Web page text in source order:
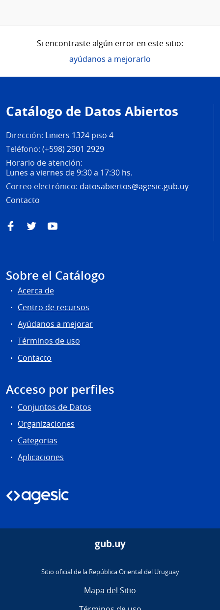
Si encontraste algún error en este sitio:
ayúdanos a mejorarlo
de
página
Catálogo de Datos Abiertos
Dirección: Liniers 1324 piso 4
Teléfono: (+598) 2901 2929
Horario de atención:
Lunes a viernes de 9:30 a 17:30 hs.
Correo electrónico: datosabiertos@agesic.gub.uy
Contacto
FacebookTwitterYouTube
Sobre el Catálogo
Acerca de
Centro de recursos
Ayúdanos a mejorar
Términos de uso
Contacto
Acceso por perfiles
Conjuntos de Datos
Organizaciones
Categorias
Aplicaciones
gub.uy
Sitio oficial de la República Oriental del Uruguay
Mapa del Sitio